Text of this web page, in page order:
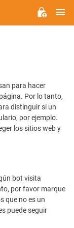
para hacer
Por lo tanto,
distinguir si un
por ejemplo.
los sitios web y
bot visita
por favor marque
que no es un
puede seguir